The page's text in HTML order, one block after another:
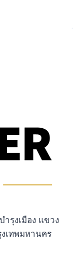
ำรุงเมือง แขวง
เทพมหานคร